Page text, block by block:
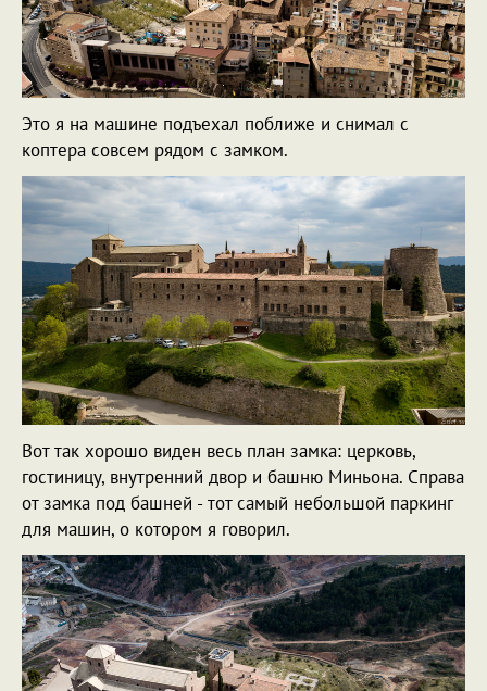
Это я на машине подъехал поближе и снимал с
коптера совсем рядом с замком.
Вот так хорошо виден весь план замка: церковь,
гостиницу, внутренний двор и башню Миньона. Справа
от замка под башней - тот самый небольшой паркинг
для машин, о котором я говорил.